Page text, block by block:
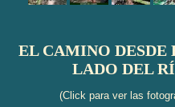
EL CAMINO DESDE
LADO DEL
(Click para ver las